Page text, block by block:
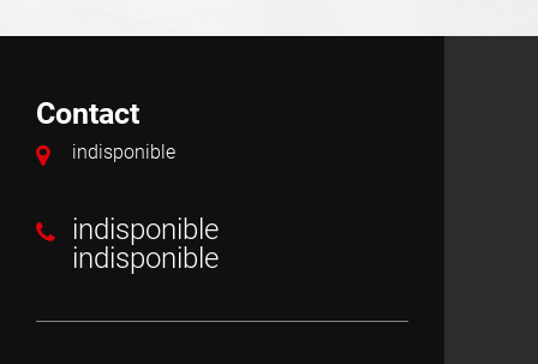
Contact
indisponible
indisponible
indisponible